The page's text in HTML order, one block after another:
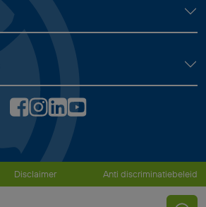
Disclaimer Anti discriminatiebeleid